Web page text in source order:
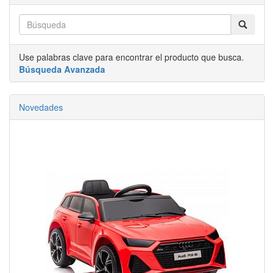
Use palabras clave para encontrar el producto que busca.
Búsqueda Avanzada
Novedades